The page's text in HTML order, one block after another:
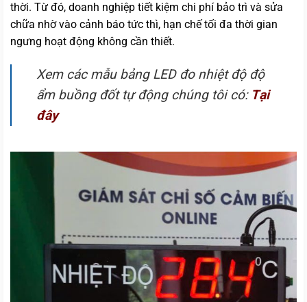
thời. Từ đó, doanh nghiệp tiết kiệm chi phí bảo trì và sửa
chữa nhờ vào cảnh báo tức thì, hạn chế tối đa thời gian
ngưng hoạt động không cần thiết.
Xem các mẫu bảng LED đo nhiệt độ độ
ẩm buồng đốt tự động chúng tôi có:Tại
đây